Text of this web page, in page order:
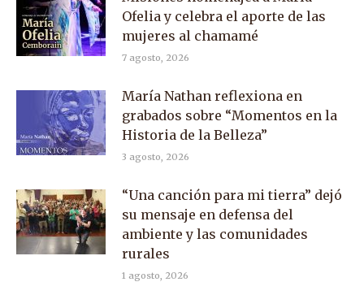
Ofelia y celebra el aporte de las
mujeres al chamamé
7 agosto, 2026
María Nathan reflexiona en
grabados sobre “Momentos en la
Historia de la Belleza”
3 agosto, 2026
“Una canción para mi tierra” dejó
su mensaje en defensa del
ambiente y las comunidades
rurales
1 agosto, 2026